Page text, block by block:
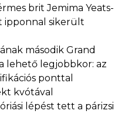
brit Jemima Yeats-
ipponnal sikerült
második Grand
lehető legjobbkor: az
ponttal
kvótával
lépést tett a párizsi